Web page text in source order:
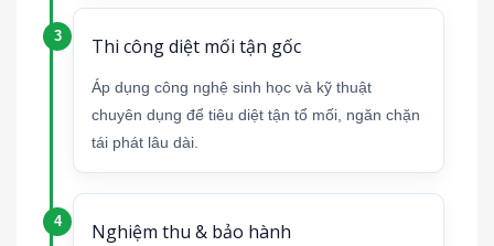
Thi công diệt mối tận gốc
Áp dụng công nghệ sinh học và kỹ thuật
chuyên dụng để tiêu diệt tận tổ mối, ngăn chặn
tái phát lâu dài.
Nghiệm thu & bảo hành